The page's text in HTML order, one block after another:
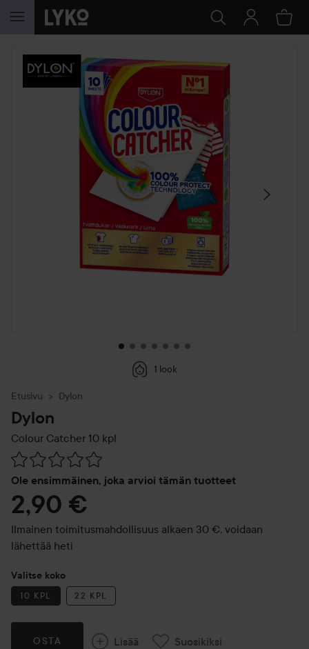
SIIRTYÄ JHK SISÄLTÖÖN
OHITA OSIO
1 look
Etusivu Dylon
Dylon
Colour Catcher 10 kpl
Ole ensimmäinen, joka arvioi tämän tuotteet
Siirtyä jhk Arvosana & kommentit
2,90 €
Ilmainen toimitusmahdollisuus alkaen 30 €, voidaan
lähettää heti
Valitse koko
10 KPL 22 KPL
OSTA Lisää Suosikiksi